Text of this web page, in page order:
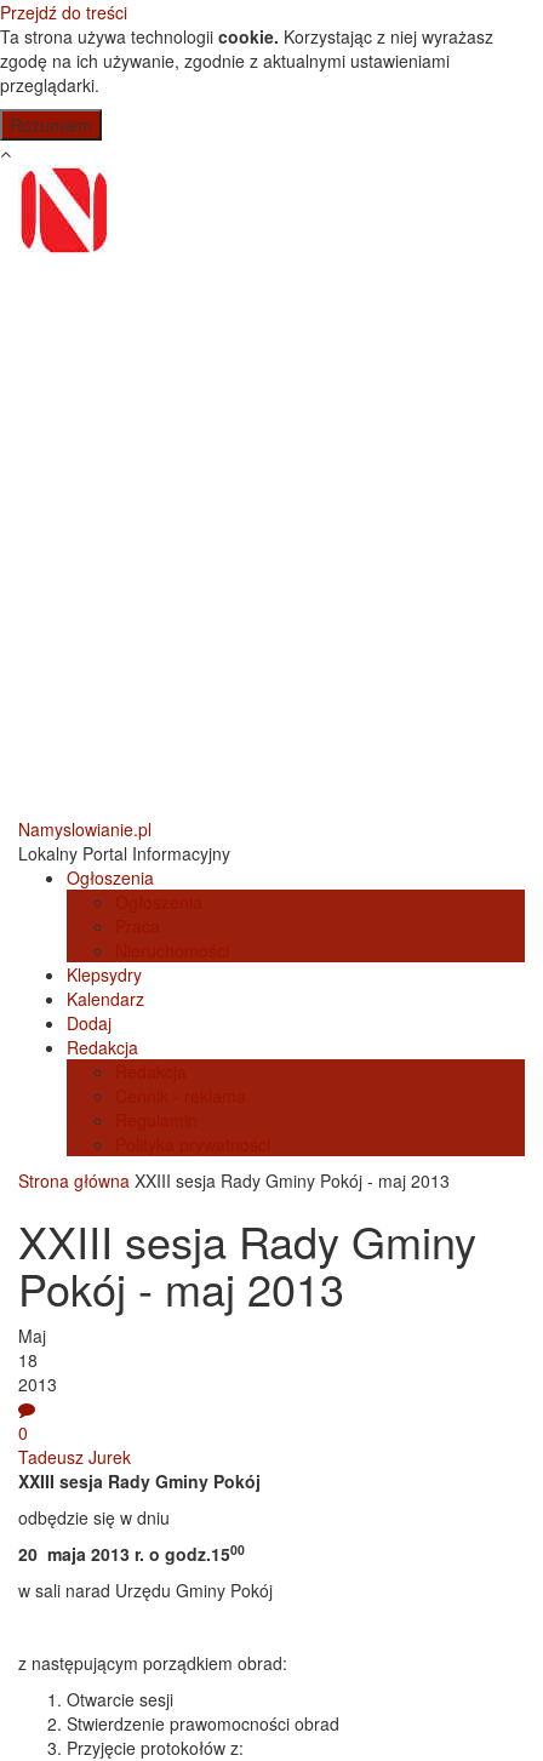
Przejdź do treści
Ta strona używa technologii cookie. Korzystając z niej wyrażasz
zgodę na ich używanie, zgodnie z aktualnymi ustawieniami
przeglądarki.
Namyslowianie.pl
Lokalny Portal Informacyjny
Ogłoszenia
Klepsydry
Kalendarz
Dodaj
Redakcja
Strona główna XXIII sesja Rady Gminy Pokój - maj 2013
XXIII sesja Rady Gminy
Pokój - maj 2013
Maj
18
2013
0
Tadeusz Jurek
XXIII sesja Rady Gminy Pokój
odbędzie się w dniu
20 maja 2013 r. o godz.1500
w sali narad Urzędu Gminy Pokój
z następującym porządkiem obrad:
Otwarcie sesji
Stwierdzenie prawomocności obrad
Przyjęcie protokołów z: